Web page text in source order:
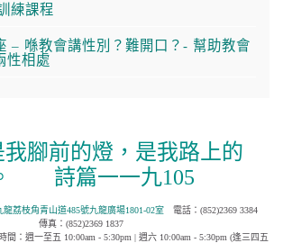
練課程
– 喺教會講性別？難開口？- 幫助教會
性相處
腳前的燈，是我路上的
。 詩篇一一九105
龍荔枝角青山道485號九龍廣場1801-02室
電話：(852)2369 3384
傳真：(852)2369 1837
：週一至五 10:00am - 5:30pm | 週六 10:00am - 5:30pm (逢三四五